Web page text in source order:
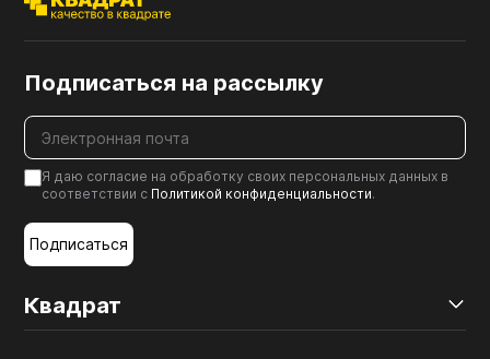
Квадрат
Подписаться на рассылку
Я даю согласие на обработку своих персональных данных в
соответствии с Политикой конфиденциальности.
Подписаться